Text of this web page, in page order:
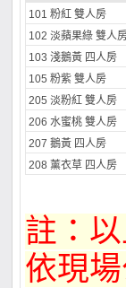
101 粉紅 雙人房
102 淡蘋果綠 雙人
103 淺鵝黃 四人房
105 粉紫 雙人房
205 淡粉紅 雙人房
206 水蜜桃 雙人房
207 鵝黃 四人房
208 薰衣草 四人房
註：
依現